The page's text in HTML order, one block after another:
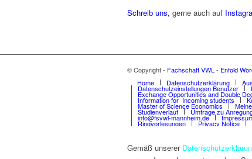
Schreib uns, gerne auch auf
© Copyright - Fachschaft VWL - Enfold
Home
Datenschutzerklärung
Datenschutzeinstellungen Benutzer
Exchange Opportunities and Double
Information for Incoming students
Master of Science Economics
Studienverlauf Umfrage zu
info@fsvwl-mannheim.de
Ringvorlesungen Privacy Notice
Gemäß unserer